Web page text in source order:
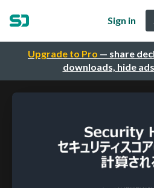
Upgrade to Pro — share
downloads, hide
Sign in